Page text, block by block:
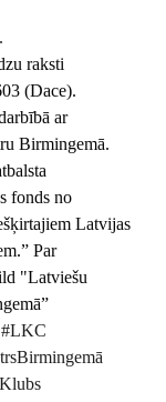
raksti
(Dace).
ar
Birmingemā.
fonds no
Latvijas
Par
"Latviešu
#LKC